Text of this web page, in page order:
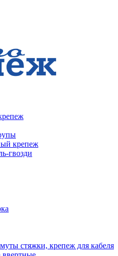
крепеж
гвозди
стяжки, крепеж для кабеля